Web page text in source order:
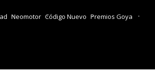
Neomotor Código Nuevo Premios Goya